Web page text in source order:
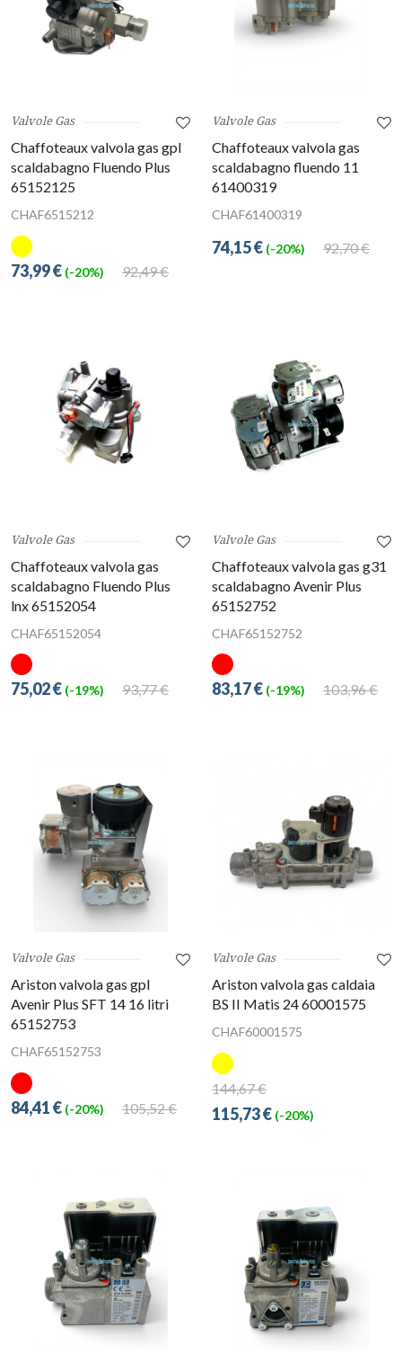
Valvole Gas
Chaffoteaux valvola gas gpl
scaldabagno Fluendo Plus
65152125
CHAF6515212
92,49 €
73,99 € (-20%)
Valvole Gas
Chaffoteaux valvola gas
scaldabagno fluendo 11
61400319
CHAF61400319
92,70 €
74,15 € (-20%)
Valvole Gas
Chaffoteaux valvola gas
scaldabagno Fluendo Plus
lnx 65152054
CHAF65152054
93,77 €
75,02 € (-19%)
Valvole Gas
Chaffoteaux valvola gas g31
scaldabagno Avenir Plus
65152752
CHAF65152752
103,96 €
83,17 € (-19%)
Valvole Gas
Ariston valvola gas gpl
Avenir Plus SFT 14 16 litri
65152753
CHAF65152753
105,52 €
84,41 € (-20%)
Valvole Gas
Ariston valvola gas caldaia
BS II Matis 24 60001575
CHAF60001575
144,67 €
115,73 € (-20%)